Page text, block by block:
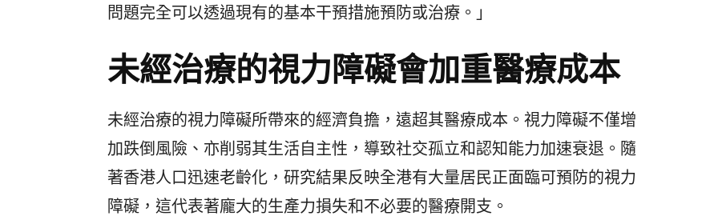
問題完全可以透過現有的基本干預措施預防或治療。」
未經治療的視力障礙會加重醫療成本
未經治療的視力障礙所帶來的經濟負擔，遠超其醫療成本。視力障礙不僅增
加跌倒風險、亦削弱其生活自主性，導致社交孤立和認知能力加速衰退。隨
著香港人口迅速老齡化，研究結果反映全港有大量居民正面臨可預防的視力
障礙，這代表著龐大的生產力損失和不必要的醫療開支。